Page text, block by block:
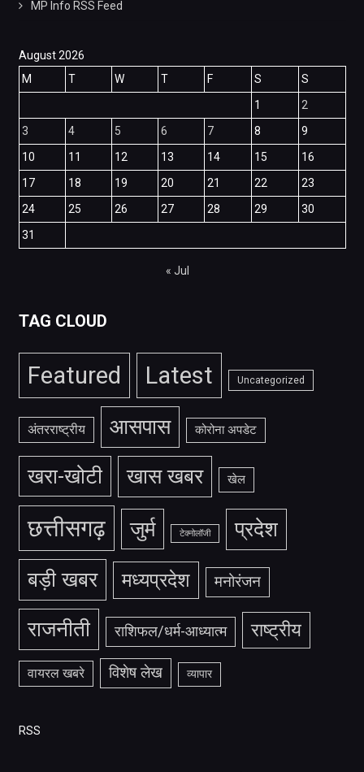
MP Info RSS Feed
August 2026
M
T W T F S
S
1
2
3
4 5 6 7 8
9
10
11 12 13 14 15
16
17
18 19 20 21 22
23
24
25 26 27 28 29
30
31
« Jul
TAG CLOUD
Featured Latest Uncategorized
अंतरराष्ट्रीय आसपास कोरोना अपडेट
खरा-खोटी खास खबर खेल
छत्तीसगढ़ जुर्म टेक्नोलॉजी प्रदेश
बड़ी खबर मध्यप्रदेश मनोरंजन
राजनीती राशिफल/धर्म-आध्यात्म राष्ट्रीय
वायरल खबरे विशेष लेख व्यापार
RSS